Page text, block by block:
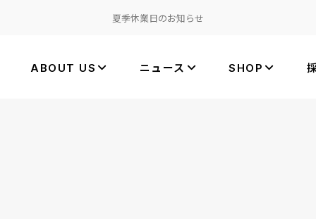
夏季休業日のお知らせ
ABOUT US ニュース SHOP